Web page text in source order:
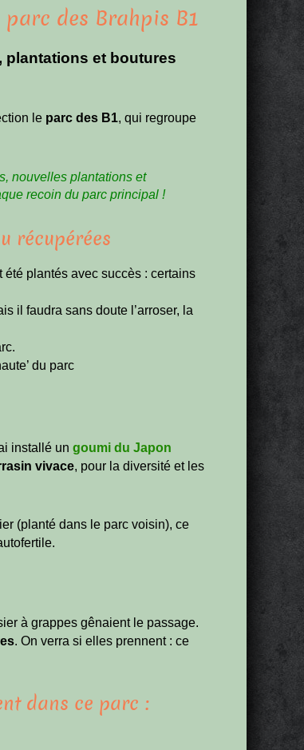
des Brahpis B1
plantations et boutures
le parc des B1, qui regroupe
nouvelles plantations et
recoin du parc principal !
récupérées
plantés avec succès : certains
il faudra sans doute l’arroser, la
du parc
installé ungoumi du Japon
vivace, pour la diversité et les
(planté dans le parc voisin), ce
à grappes gênaient le passage.
. On verra si elles prennent : ce
dans ce parc :